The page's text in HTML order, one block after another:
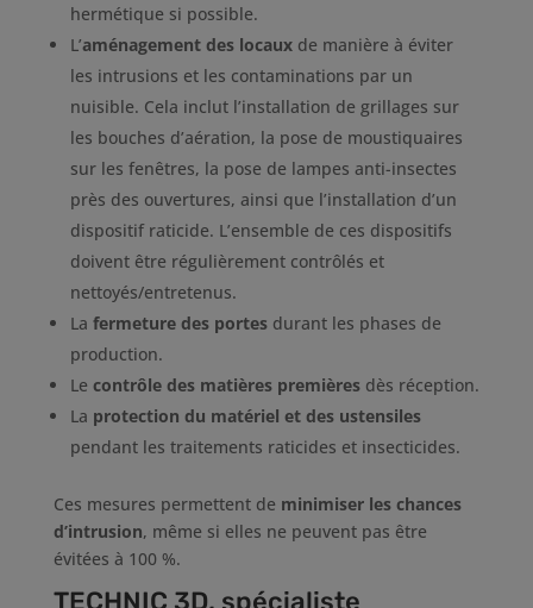
hermétique si possible.
L’aménagement des locaux de manière à éviter
les intrusions et les contaminations par un
nuisible. Cela inclut l’installation de grillages sur
les bouches d’aération, la pose de moustiquaires
sur les fenêtres, la pose de lampes anti-insectes
près des ouvertures, ainsi que l’installation d’un
dispositif raticide. L’ensemble de ces dispositifs
doivent être régulièrement contrôlés et
nettoyés/entretenus.
La fermeture des portesdurant les phases de
production.
Le contrôle des matières premièresdès réception.
La protection du matériel et des ustensiles
pendant les traitements raticides et insecticides.
Ces mesures permettent de minimiser les chances
d’intrusion, même si elles ne peuvent pas être
évitées à 100 %.
TECHNIC 3D, spécialiste